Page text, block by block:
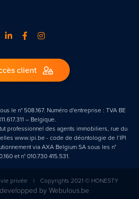
client
le n° 508.167. Numéro d'entreprise : TVA BE
– Belgique.
professionnel des agents immobiliers, rue du
www.ipi.be - code de déontologie de l’IPI
via AXA Belgium SA sous les n°
et n° 010.730 415.531.
privée | Copyrights 2021 © HONESTY
byWebulous.be